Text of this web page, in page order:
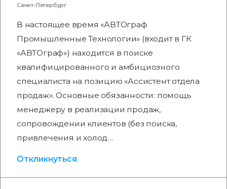
Санкт-Петербург
В настоящее время «АВТОграф
Промышленные Технологии» (входит в ГК
«АВТОграф») находится в поиске
квалифицированного и амбициозного
специалиста на позицию «Ассистент отдела
продаж». Основные обязанности: помощь
менеджеру в реализации продаж,
сопровождении клиентов (без поиска,
привлечения и холод…
Откликнуться